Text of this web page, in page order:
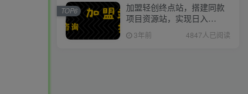
加盟轻创终点站，搭建同款
项目资源站，实现日入
2000+
3年前 4847人已阅读
TOP6